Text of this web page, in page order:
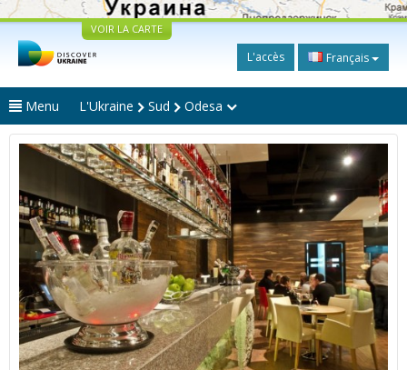
VOIR LA CARTE
L'accès Français
Menu L'Ukraine Sud Odesa